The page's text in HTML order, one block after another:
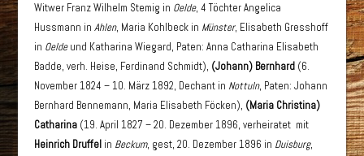
Witwer Franz Wilhelm Stemig in Oelde, 4 Töchter Angelica
Hussmann inAhlen, Maria Kohlbeck in Münster, Elisabeth Gresshoff
in Oeldeund Katharina Wiegard, Paten: Anna Catharina Elisabeth
Badde, verh. Heise, Ferdinand Schmidt), (Johann) Bernhard (6.
November 1824 – 10. März 1892, Dechant in Nottuln, Paten: Johann
Bernhard Bennemann, Maria Elisabeth Föcken), (Maria Christina)
Catharina (19. April 1827 – 20. Dezember 1896, verheiratet mit
Heinrich Druffel in Beckum, gest, 20. Dezember 1896 in Duisburg,